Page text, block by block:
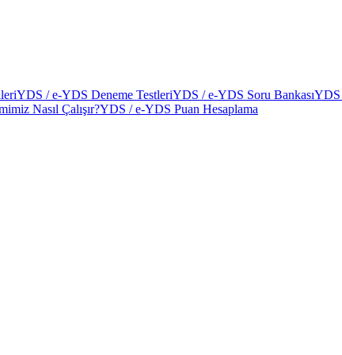
YDS / e-YDS Deneme TestleriYDS / e-YDS Soru BankasıYDS
Nasıl Çalışır?YDS / e-YDS Puan Hesaplama